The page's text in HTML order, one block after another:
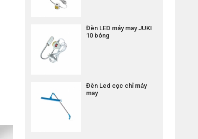
Đèn LED máy may JUKI
10 bóng
Đèn Led cọc chỉ máy
may